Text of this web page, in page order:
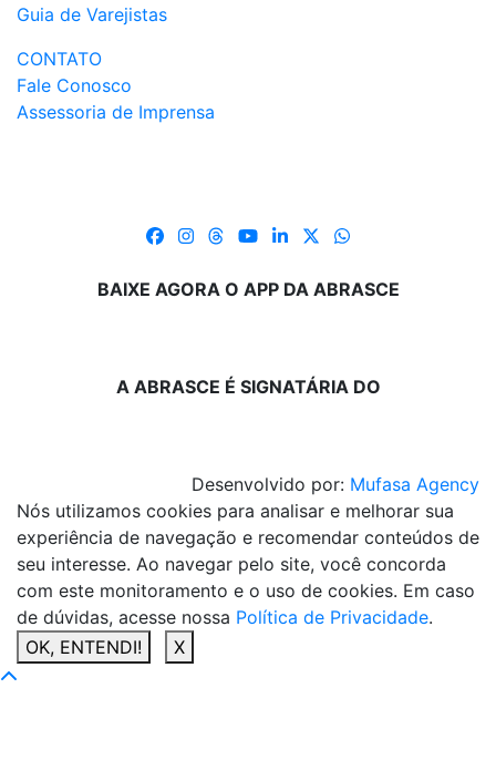
Guia de Varejistas
CONTATO
Fale Conosco
Assessoria de Imprensa
BAIXE AGORA O APP DA ABRASCE
A ABRASCE É SIGNATÁRIA DO
Desenvolvido por: Mufasa Agency
Nós utilizamos cookies para analisar e melhorar sua
experiência de navegação e recomendar conteúdos de
seu interesse. Ao navegar pelo site, você concorda
com este monitoramento e o uso de cookies. Em caso
de dúvidas, acesse nossa Política de Privacidade.
OK, ENTENDI!
X